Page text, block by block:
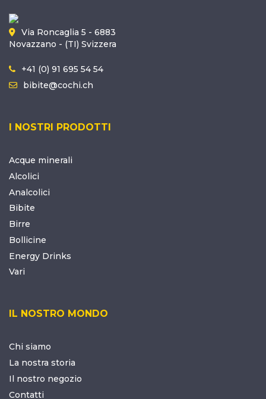
Via Roncaglia 5 - 6883
Novazzano - (TI) Svizzera
+41 (0) 91 695 54 54
bibite@cochi.ch
I NOSTRI PRODOTTI
Acque minerali
Alcolici
Analcolici
Bibite
Birre
Bollicine
Energy Drinks
Vari
IL NOSTRO MONDO
Chi siamo
La nostra storia
Il nostro negozio
Contatti